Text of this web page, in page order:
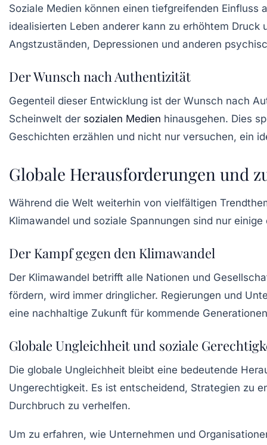
Soziale Medien können einen tiefgreifenden Einfluss
idealisierten Leben anderer kann zu erhöhtem
Angstzuständen, Depressionen und anderen
Der Wunsch nach Authentizität
Gegenteil dieser Entwicklung ist der Wunsch nach
Scheinwelt der sozialen Medien hinausgehen. Dies
Geschichten erzählen und nicht nur versuchen, ein
Globale Herausforderungen und
Während die Welt weiterhin von vielfältigen
Klimawandel und soziale Spannungen sind nur
Der Kampf gegen den Klimawandel
Der Klimawandel betrifft alle Nationen und
fördern, wird immer dringlicher. Regierungen und
eine nachhaltige Zukunft für kommende
Globale Ungleichheit und soziale
Die globale Ungleichheit bleibt eine bedeutende
Ungerechtigkeit. Es ist entscheidend, Strategien zu
Durchbruch zu verhelfen.
Um zu erfahren, wie Unternehmen und